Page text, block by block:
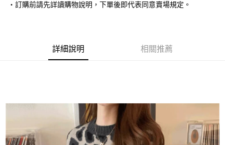
街口支付
便利好安心！
１．簡單：不需註冊會員、不需綁卡、不需儲值。
２．便利：只要手機號碼，簡訊認證，即可結帳。
３．安心：先確認商品／服務後，再付款。
全家取貨付款
‧訂購前請先詳讀購物說明，下單後即代表同意賣場規定。
詳細說明 相關推薦